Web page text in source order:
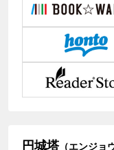
円城塔（エンジョ